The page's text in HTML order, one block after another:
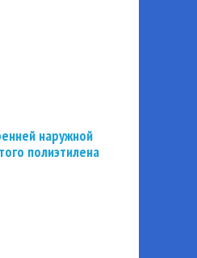
наружной
полиэтилена